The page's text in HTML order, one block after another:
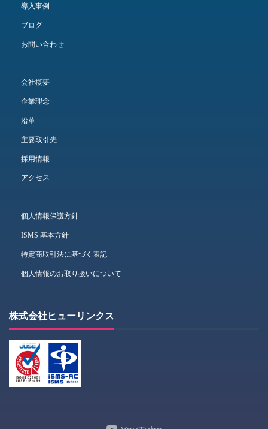
導入事例
ブログ
お問い合わせ
会社概要
企業理念
沿革
主要取引先
採用情報
アクセス
個人情報保護方針
ISMS 基本方針
特定商取引法に基づく表記
個人情報のお取り扱いについて
株式会社ヒューリンクス